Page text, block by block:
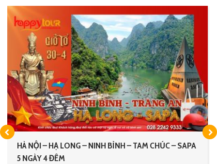
HÀ NỘI – HẠ LONG – NINH BÌNH – TAM CHÚC – SAPA
5 NGÀY 4 ĐÊM